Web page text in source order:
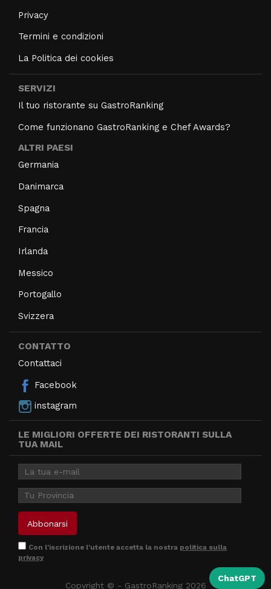
ChatGPT
Privacy
Termini e condizioni
La Politica dei cookies
SERVIZI
Il tuo ristorante su GastroRanking
Come funzionano GastroRanking e Chef Awards?
ALTRI PAESI
Germania
Danimarca
Spagna
Francia
Irlanda
Messico
Portogallo
Svizzera
CONTATTO
Contattaci
Facebook
instagram
LE MIGLIORI OFFERTE DEI RISTORANTI SULLA
TUA MAIL
Con l'iscrizione l'utente accetta la nostra politica sulla
privacy
Copyright © - GastroRanking 2026